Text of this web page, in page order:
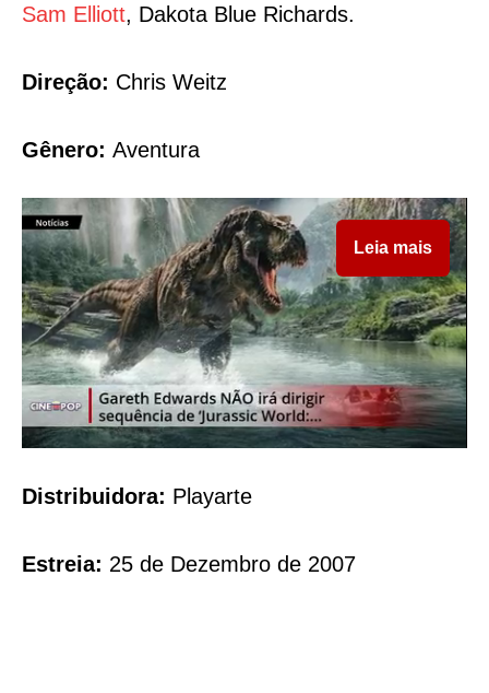
Sam Elliott, Dakota Blue Richards.
Direção: Chris Weitz
Gênero: Aventura
Leia mais
Distribuidora: Playarte
Estreia: 25 de Dezembro de 2007